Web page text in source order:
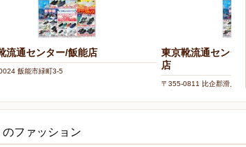
流通センター/飯能店
飯能市緑町3-5
東京靴流通センタ
店
〒355-0811 比企郡滑川
ファッション